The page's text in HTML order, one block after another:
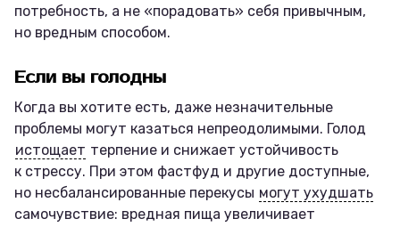
потребность, а не «порадовать» себя привычным,
но вредным способом.
Если вы голодны
Когда вы хотите есть, даже незначительные
проблемы могут казаться непреодолимыми. Голод
истощает терпение и снижает устойчивость
к стрессу. При этом фастфуд и другие доступные,
но несбалансированные перекусы могут ухудшать
самочувствие: вредная пища увеличивает